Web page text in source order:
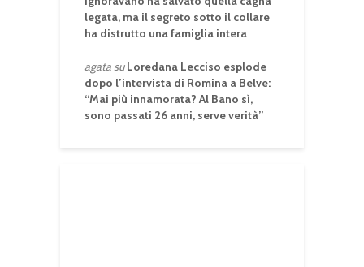
legata, ma il segreto sotto il collare
ha distrutto una famiglia intera
agatasuLoredana Lecciso esplode
dopo l’intervista di Romina a Belve:
“Mai più innamorata? Al Bano sì,
sono passati 26 anni, serve verità”